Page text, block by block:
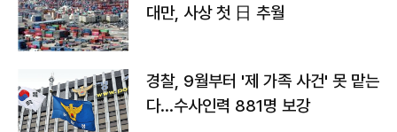
대만, 사상 첫 日 추월
경찰, 9월부터 '제 가족 사건' 못 맡는
다…수사인력 881명 보강